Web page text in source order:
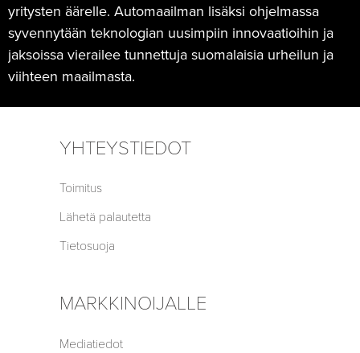
yritysten äärelle. Automaailman lisäksi ohjelmassa
syvennytään teknologian uusimpiin innovaatioihin ja
jaksoissa vierailee tunnettuja suomalaisia urheilun ja
viihteen maailmasta.
YHTEYSTIEDOT
Toimitus
Lähetä palautetta
Tietosuoja
MARKKINOIJALLE
Mediatiedot